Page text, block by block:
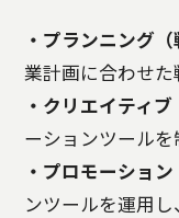
・プランニング（
業計画に合わせ
・クリエイティブ
ーションツールを
・プロモーション
ンツールを運用